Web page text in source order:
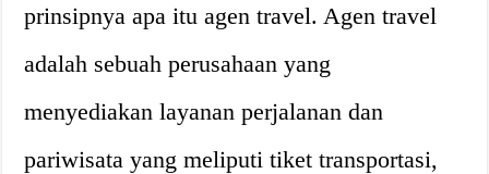
prinsipnya apa itu agen travel. Agen travel
adalah sebuah perusahaan yang
menyediakan layanan perjalanan dan
pariwisata yang meliputi tiket transportasi,